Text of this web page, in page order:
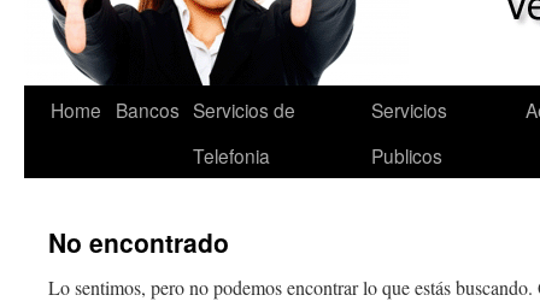
Home Bancos Servicios de
Telefonia
Servicios
Publicos
No encontrado
Lo sentimos, pero no podemos encontrar lo que estás